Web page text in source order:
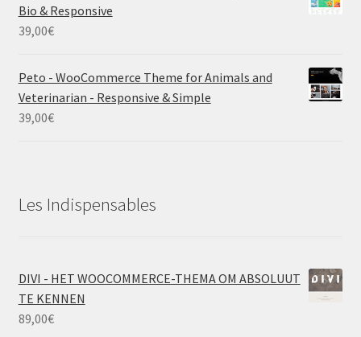
Bio & Responsive
39,00€
Peto - WooCommerce Theme for Animals and
Veterinarian - Responsive & Simple
39,00€
Les Indispensables
DIVI - HET WOOCOMMERCE-THEMA OM ABSOLUUT
TE KENNEN
89,00€